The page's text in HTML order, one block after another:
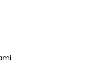
SATÉN - SÍLA